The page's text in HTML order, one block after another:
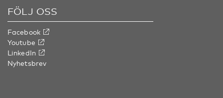
FÖLJ OSS
Facebook
Youtube
LinkedIn
Nyhetsbrev